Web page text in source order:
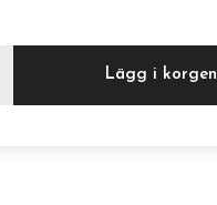
Lägg i korgen